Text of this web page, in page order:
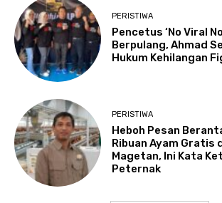
PERISTIWA
Pencetus ‘No Viral
Berpulang, Ahmad
Hukum Kehilangan
PERISTIWA
Heboh Pesan
Ribuan Ayam Gratis
Magetan, Ini Kata
Peternak